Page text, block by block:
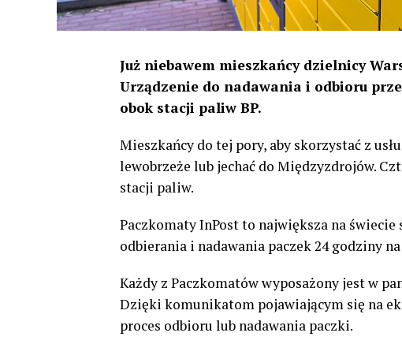
Już niebawem mieszkańcy dzielnicy
Urządzenie do nadawania i odbioru
obok stacji paliw BP.
Mieszkańcy do tej pory, aby skorzystać z
lewobrzeże lub jechać do Międzyzdrojów.
stacji paliw.
Paczkomaty InPost to największa na
odbierania i nadawania paczek 24 godziny
Każdy z Paczkomatów wyposażony jest w
Dzięki komunikatom pojawiającym się na
proces odbioru lub nadawania paczki.